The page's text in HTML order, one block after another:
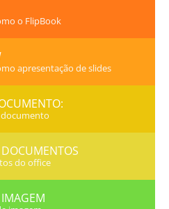
o FlipBook
apresentação de slides
documento
do office